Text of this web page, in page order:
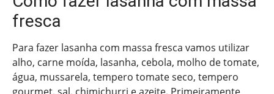
fresca
Para fazer lasanha com massa fresca vamos utilizar
alho, carne moída, lasanha, cebola, molho de tomate,
água, mussarela, tempero tomate seco, tempero